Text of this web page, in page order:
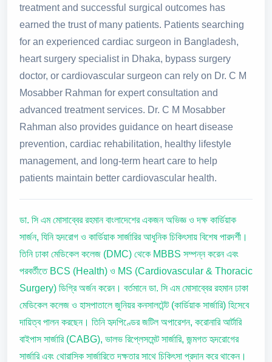
treatment and successful surgical outcomes has
earned the trust of many patients. Patients searching
for an experienced cardiac surgeon in Bangladesh,
heart surgery specialist in Dhaka, bypass surgery
doctor, or cardiovascular surgeon can rely on Dr. C M
Mosabber Rahman for expert consultation and
advanced treatment services. Dr. C M Mosabber
Rahman also provides guidance on heart disease
prevention, cardiac rehabilitation, healthy lifestyle
management, and long-term heart care to help
patients maintain better cardiovascular health.
ডা. সি এম মোসাব্বের রহমান বাংলাদেশের একজন অভিজ্ঞ ও দক্ষ কার্ডিয়াক
সার্জন, যিনি হৃদরোগ ও কার্ডিয়াক সার্জারির আধুনিক চিকিৎসায় বিশেষ পারদর্শী।
তিনি ঢাকা মেডিকেল কলেজ (DMC) থেকে MBBS সম্পন্ন করেন এবং
পরবর্তীতে BCS (Health) ও MS (Cardiovascular & Thoracic
Surgery) ডিগ্রি অর্জন করেন। বর্তমানে ডা. সি এম মোসাব্বের রহমান ঢাকা
মেডিকেল কলেজ ও হাসপাতালে জুনিয়র কনসালটেন্ট (কার্ডিয়াক সার্জারি) হিসেবে
দায়িত্ব পালন করছেন। তিনি হৃদপিণ্ডের জটিল অপারেশন, করোনারি আর্টারি
বাইপাস সার্জারি (CABG), ভালভ রিপ্লেসমেন্ট সার্জারি, জন্মগত হৃদরোগের
সার্জারি এবং থোরাসিক সার্জারিতে দক্ষতার সাথে চিকিৎসা প্রদান করে থাকেন।